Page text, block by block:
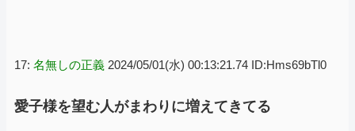
17: 名無しの正義 2024/05/01(水) 00:13:21.74 ID:Hms69bTl0
愛子様を望む人がまわりに増えてきてる